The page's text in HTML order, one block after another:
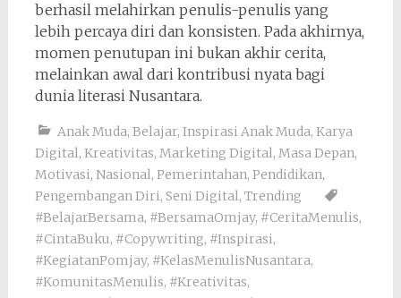
berhasil melahirkan penulis-penulis yang
lebih percaya diri dan konsisten. Pada akhirnya,
momen penutupan ini bukan akhir cerita,
melainkan awal dari kontribusi nyata bagi
dunia literasi Nusantara.
Anak Muda, Belajar, Inspirasi Anak Muda, Karya
Digital, Kreativitas, Marketing Digital, Masa Depan,
Motivasi, Nasional, Pemerintahan, Pendidikan,
Pengembangan Diri, Seni Digital, Trending
#BelajarBersama, #BersamaOmjay, #CeritaMenulis,
#CintaBuku, #Copywriting, #Inspirasi,
#KegiatanPomjay, #KelasMenulisNusantara,
#KomunitasMenulis, #Kreativitas,